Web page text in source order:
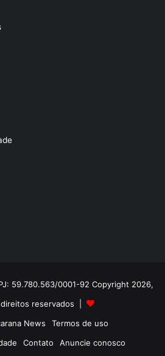
59.780.563/0001-92 Copyright 2026,
reservados |
News
Termos de uso
Contato Anuncie conosco